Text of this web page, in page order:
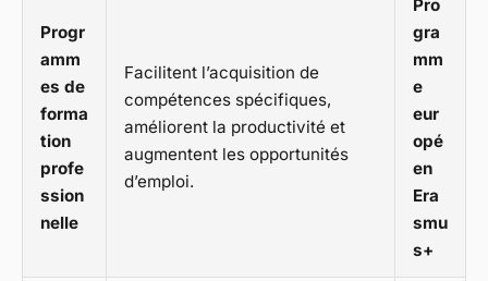
Progr
amm
es de
forma
tion
profe
ssion
nelle
Facilitent l’acquisition de
compétences spécifiques,
améliorent la productivité et
augmentent les opportunités
d’emploi.
Pro
gra
mm
e
eur
opé
en
Era
smu
s+